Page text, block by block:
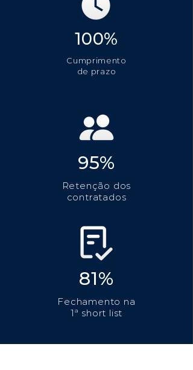
100%
Cumprimento
de prazo
95%
Retenção dos
contratados
81%
Fechamento na
1ª short list